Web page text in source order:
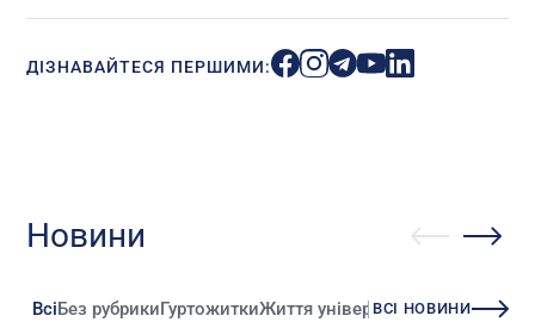
ДІЗНАВАЙТЕСЯ ПЕРШИМИ:
Новини
Всі Без рубрики ГуртожиткиЖиття університетуЗміни
ВСІ НОВИНИ